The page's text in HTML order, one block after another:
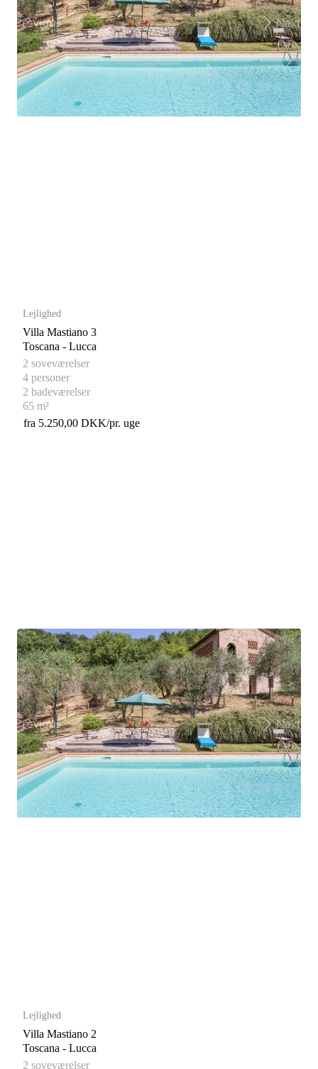
Previous Next
Lejlighed
Villa Mastiano 3
Toscana - Lucca
2 soveværelser
4 personer
2 badeværelser
65 m²
fra 5.250,00 DKK/pr. uge
Previous Next
Lejlighed
Villa Mastiano 2
Toscana - Lucca
2 soveværelser